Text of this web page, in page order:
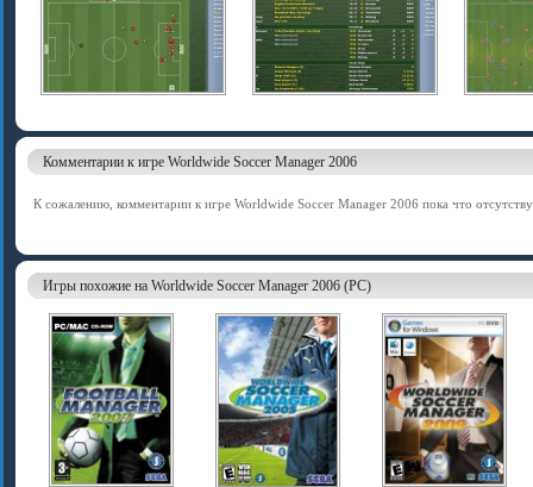
Комментарии к игре Worldwide Soccer Manager 2006
К сожалению, комментарии к игре Worldwide Soccer Manager 2006 пока что
Игры похожие на Worldwide Soccer Manager 2006 (PC)